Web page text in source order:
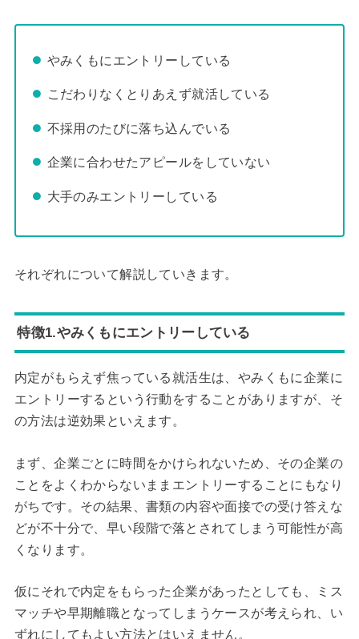
やみくもにエントリーしている
こだわりなくとりあえず就活している
不採用のたびに落ち込んでいる
企業に合わせたアピールをしていない
大手のみエントリーしている
それぞれについて解説していきます。
特徴1.やみくもにエントリーしている
内定がもらえず焦っている就活生は、やみくもに企業に
エントリーするという行動をすることがありますが、そ
の方法は逆効果といえます。
まず、企業ごとに時間をかけられないため、その企業の
ことをよくわからないままエントリーすることにもなり
がちです。その結果、書類の内容や面接での受け答えな
どが不十分で、早い段階で落とされてしまう可能性が高
くなります。
仮にそれで内定をもらった企業があったとしても、ミス
マッチや早期離職となってしまうケースが考えられ、い
ずれにしてもよい方法とはいえません。